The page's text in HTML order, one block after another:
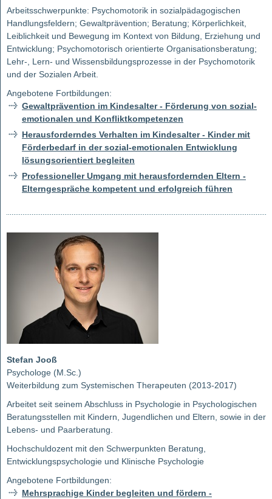
Arbeitsschwerpunkte: Psychomotorik in sozialpädagogischen
Handlungsfeldern; Gewaltprävention; Beratung; Körperlichkeit,
Leiblichkeit und Bewegung im Kontext von Bildung, Erziehung und
Entwicklung; Psychomotorisch orientierte Organisationsberatung;
Lehr-, Lern- und Wissensbildungsprozesse in der Psychomotorik
und der Sozialen Arbeit.
Angebotene Fortbildungen:
Gewaltprävention im Kindesalter - Förderung von sozial-
emotionalen und Konfliktkompetenzen
Herausforderndes Verhalten im Kindesalter - Kinder mit
Förderbedarf in der sozial-emotionalen Entwicklung
lösungsorientiert begleiten
Professioneller Umgang mit herausfordernden Eltern -
Elterngespräche kompetent und erfolgreich führen
Stefan Jooß
Psychologe (M.Sc.)
Weiterbildung zum Systemischen Therapeuten (2013-2017)
Arbeitet seit seinem Abschluss in Psychologie in Psychologischen
Beratungsstellen mit Kindern, Jugendlichen und Eltern, sowie in der
Lebens- und Paarberatung.
Hochschuldozent mit den Schwerpunkten Beratung,
Entwicklungspsychologie und Klinische Psychologie
Angebotene Fortbildungen:
Mehrsprachige Kinder begleiten und fördern -